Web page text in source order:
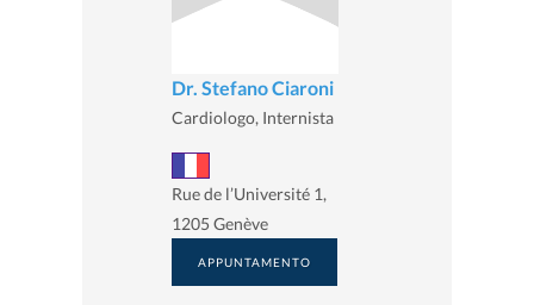
Dr. Stefano Ciaroni
Cardiologo, Internista
Rue de l’Université 1,
1205 Genève
APPUNTAMENTO